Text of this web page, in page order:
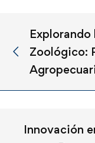
Zoológico:
Innovación